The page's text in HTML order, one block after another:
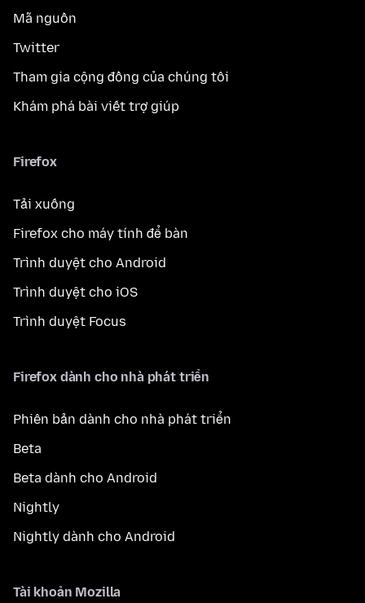
Mã nguồn
Twitter
Tham gia cộng đồng của chúng tôi
Khám phá bài viết trợ giúp
Firefox
Tải xuống
Firefox cho máy tính để bàn
Trình duyệt cho Android
Trình duyệt cho iOS
Trình duyệt Focus
Firefox dành cho nhà phát triển
Phiên bản dành cho nhà phát triển
Beta
Beta dành cho Android
Nightly
Nightly dành cho Android
Tài khoản Mozilla